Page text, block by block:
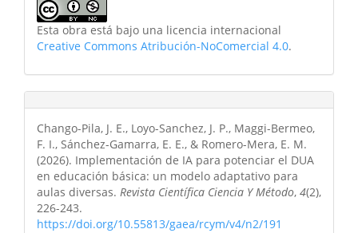
Esta obra está bajo una licencia internacional
Creative Commons Atribución-NoComercial 4.0.
Chango-Pila, J. E., Loyo-Sanchez, J. P., Maggi-Bermeo,
F. I., Sánchez-Gamarra, E. E., & Romero-Mera, E. M.
(2026). Implementación de IA para potenciar el DUA
en educación básica: un modelo adaptativo para
aulas diversas. Revista Científica Ciencia Y Método, 4(2),
226-243.
https://doi.org/10.55813/gaea/rcym/v4/n2/191